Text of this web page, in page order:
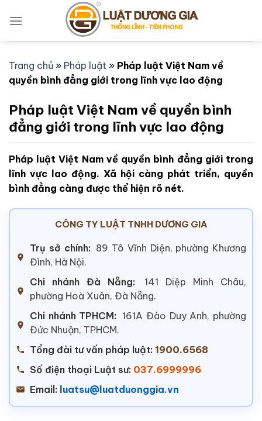
qua
Trang chủ » Pháp luật » Pháp luật Việt Nam về
quyền bình đẳng giới trong lĩnh vực lao động
Pháp luật Việt Nam về quyền bình
đẳng giới trong lĩnh vực lao động
Pháp luật Việt Nam về quyền bình đẳng giới trong
lĩnh vực lao động. Xã hội càng phát triển, quyền
bình đẳng càng được thể hiện rõ nét.
CÔNG TY LUẬT TNHH DƯƠNG GIA
Trụ sở chính: 89 Tô Vĩnh Diện, phường Khương
Đình, Hà Nội.
Chi nhánh Đà Nẵng:
141 Diệp Minh Châu,
phường Hoà Xuân, Đà Nẵng.
Chi nhánh TPHCM: 161A Đào Duy Anh, phường
Đức Nhuận, TPHCM.
Tổng đài tư vấn pháp luật: 1900.6568
Số điện thoại Luật sư: 037.6999996
Email: luatsu@luatduonggia.vn